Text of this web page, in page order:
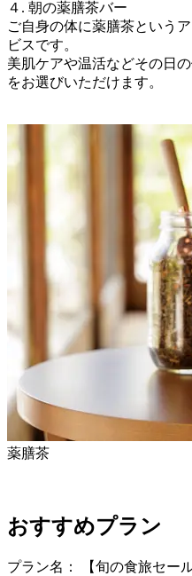
４. 朝の薬膳茶バー
ご自身の体に薬膳茶という
ビスです。
美肌ケアや温活などその日
をお選びいただけます。
薬膳茶
おすすめプラン
プラン名： 【旬の食旅セー